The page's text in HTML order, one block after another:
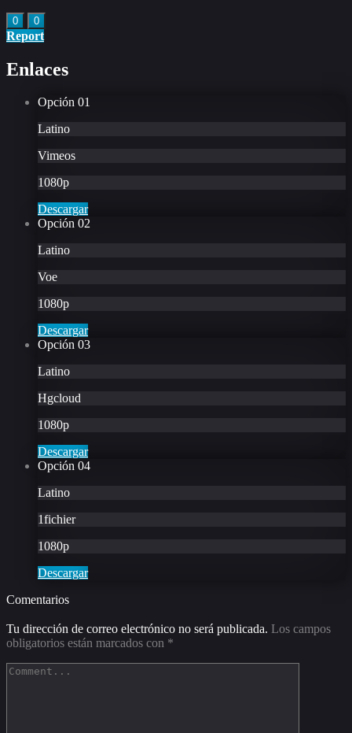
0 0
Report
Enlaces
Opción 01
Latino
Vimeos
1080p
Descargar
Opción 02
Latino
Voe
1080p
Descargar
Opción 03
Latino
Hgcloud
1080p
Descargar
Opción 04
Latino
1fichier
1080p
Descargar
Comentarios
Tu dirección de correo electrónico no será publicada. Los campos
obligatorios están marcados con *